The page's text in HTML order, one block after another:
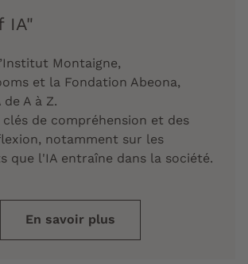
IA"
Montaigne,
et la Fondation Abeona,
de A à Z.
clés de compréhension et des
notamment sur les
que l'IA entraîne dans la société.
En savoir plus